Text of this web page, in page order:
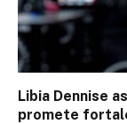
Libia Dennise
promete